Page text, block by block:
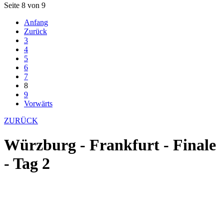
Seite 8 von 9
Anfang
Zurück
3
4
5
6
7
8
9
Vorwärts
ZURÜCK
Würzburg - Frankfurt - Finale
- Tag 2